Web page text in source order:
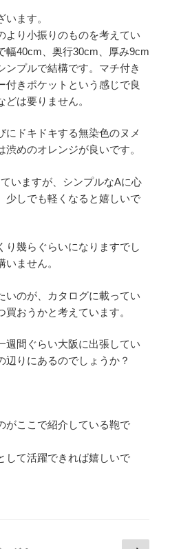
います。
より小振りのものを考えてい
幅40cm、奥行30cm、厚み9cm
ンプルで結構です。マチ付き
付きポケットという感じで良
は要りません。
にドキドキする無染色のヌメ
めのオレンジが良いです。
いますが、シンプルなAに心
少しでも軽くなると嬉しいで
り幾らぐらいになりますでし
ません。
いのが、カタログに載ってい
おうかと考えています。
週間ぐらい大阪に出張してい
辺りにあるのでしょうか？
がここで紹介している鞄で
して活躍できれば嬉しいで